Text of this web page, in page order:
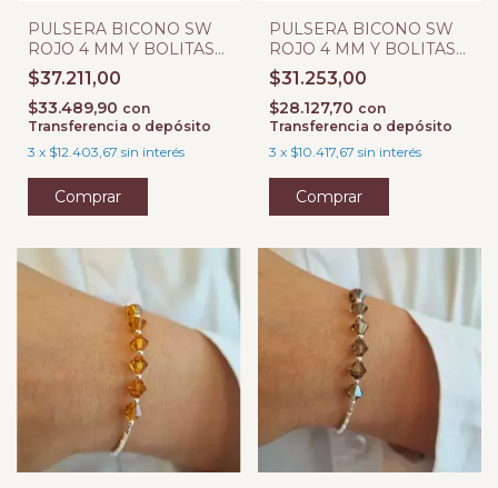
PULSERA BICONO SW
ROJO 4 MM Y BOLITAS
2,5 MM
$37.211,00
$33.489,90 con
Transferencia o depósito
3 x $12.403,67 sin interés
PULSERA BICONO SW
ROJO 4 MM Y BOLITAS
1,8 MM
$31.253,00
$28.127,70 con
Transferencia o depósito
3 x $10.417,67 sin interés